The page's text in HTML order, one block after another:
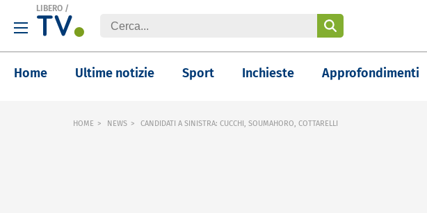
LIBERO /
Home Ultime notizie Sport Inchieste Approfondimenti
HOME NEWS CANDIDATI A SINISTRA: CUCCHI, SOUMAHORO, COTTARELLI